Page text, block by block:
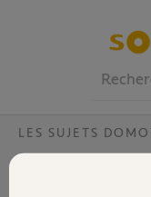
Volet
LES SUJETS
Désactivation